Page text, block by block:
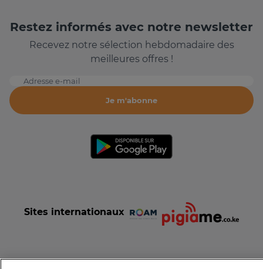
Restez informés avec notre newsletter
Recevez notre sélection hebdomadaire des
meilleures offres !
Adresse e-mail
Je m'abonne
Sites internationaux